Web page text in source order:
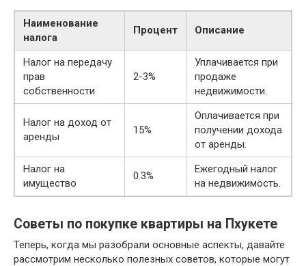
Наименование
налога
Процент Описание
Налог на передачу
прав
собственности
2-3%
Уплачивается при
продаже
недвижимости.
Налог на доход от
аренды
15%
Оплачивается при
получении дохода
от аренды.
Налог на
имущество
0.3%
Ежегодный налог
на недвижимость.
Советы по покупке квартиры на Пхукете
Теперь, когда мы разобрали основные аспекты, давайте
рассмотрим несколько полезных советов, которые могут